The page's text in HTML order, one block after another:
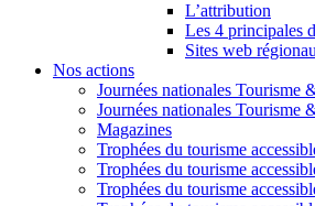
L’attribution
Les 4 principales
Sites web
Nos actions
Journées nationales
Journées nationales
Magazines
Trophées du tourisme
Trophées du tourisme
Trophées du tourisme